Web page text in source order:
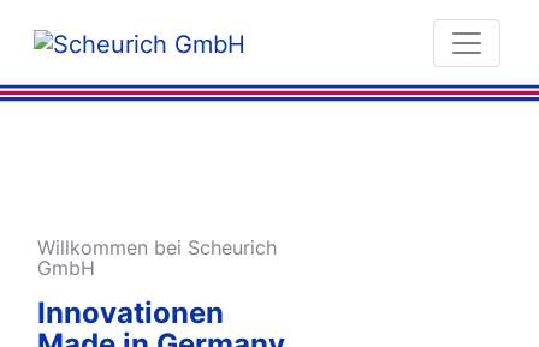
Willkommen bei Scheurich
GmbH
Innovationen